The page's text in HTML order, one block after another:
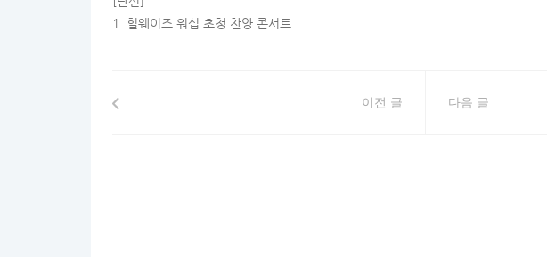
1. 힐웨이즈 워십 초청 찬양 콘서트
이전 글 다음 글